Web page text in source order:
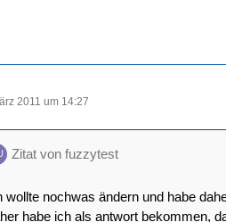
2011 um 14:27
Zitat von fuzzytest
wollte nochwas ändern und habe
habe ich als antwort bekommen,